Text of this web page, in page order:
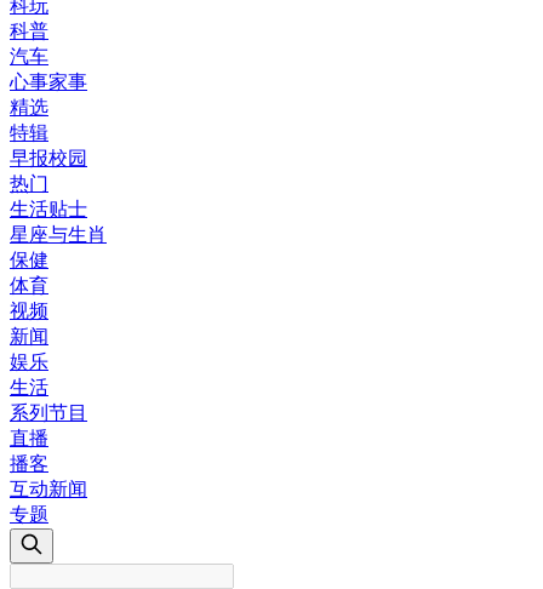
科玩
科普
汽车
心事家事
精选
特辑
早报校园
热门
生活贴士
星座与生肖
保健
体育
视频
新闻
娱乐
生活
系列节目
直播
播客
互动新闻
专题